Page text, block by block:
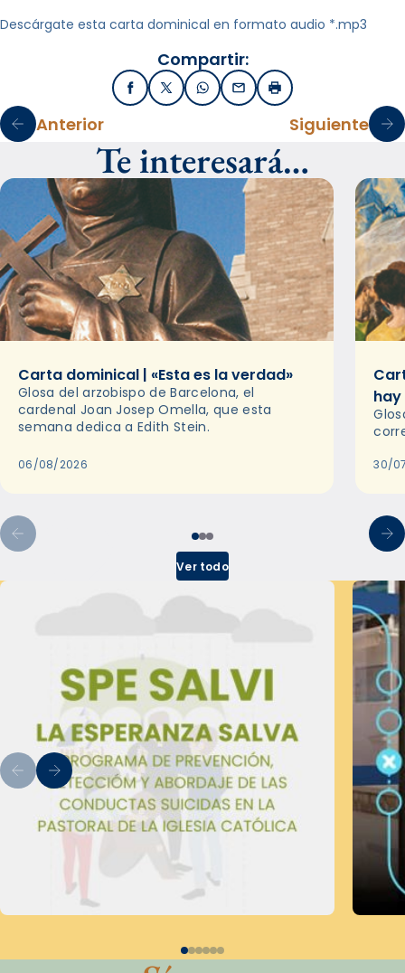
Descárgate esta carta dominical en formato audio *.mp3
Compartir:
FacebookX / TwitterWhatsApp
EmailImprimir
Anterior Siguiente
Te interesará…
Carta dominical | «Esta es la verdad»
Glosa del arzobispo de Barcelona, el
cardenal Joan Josep Omella, que esta
semana dedica a Edith Stein.
06/08/2026 30/
Ver todo